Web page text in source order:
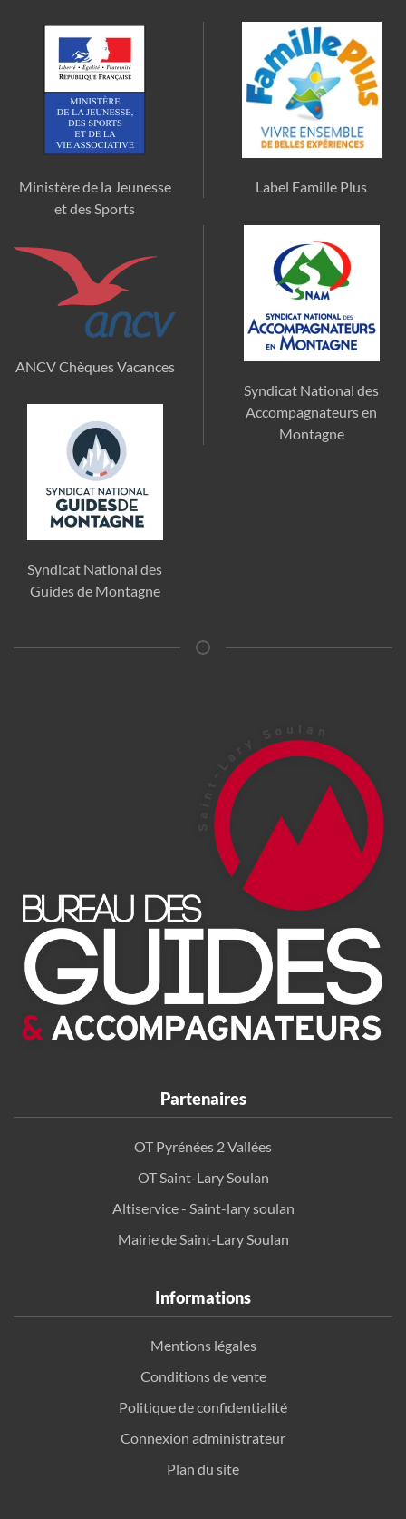
Ministère de la Jeunesse
et des Sports
Label Famille Plus
ANCV Chèques Vacances
Syndicat National des
Accompagnateurs en
Montagne
Syndicat National des
Guides de Montagne
Partenaires
OT Pyrénées 2 Vallées
OT Saint-Lary Soulan
Altiservice - Saint-lary soulan
Mairie de Saint-Lary Soulan
Informations
Mentions légales
Conditions de vente
Politique de confidentialité
Connexion administrateur
Plan du site